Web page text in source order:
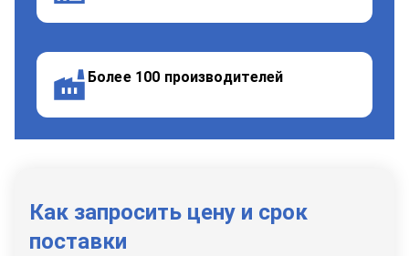
Более 100 производителей
Как запросить цену и срок
поставки